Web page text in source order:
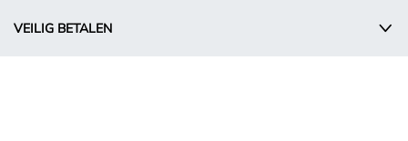
VEILIG BETALEN